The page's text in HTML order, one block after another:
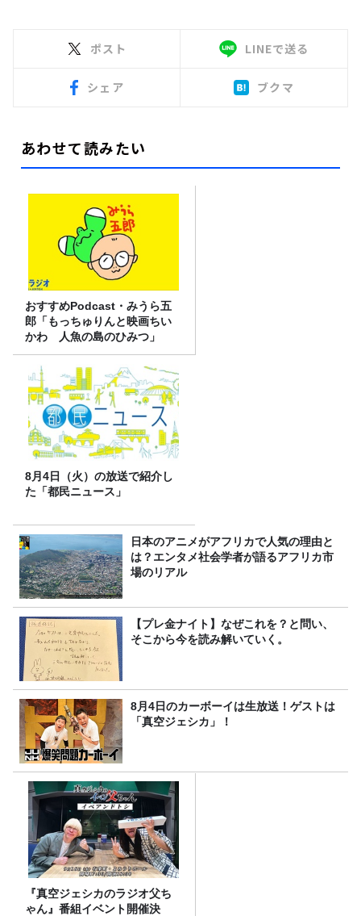
ポスト LINEで送る
シェア ブクマ
あわせて読みたい
おすすめPodcast・みうら五
郎「もっちゅりんと映画ちい
かわ 人魚の島のひみつ」
8月4日（火）の放送で紹介し
た「都民ニュース」
日本のアニメがアフリカで人気の理由と
は？エンタメ社会学者が語るアフリカ市
場のリアル
【プレ金ナイト】なぜこれを？と問い、
そこから今を読み解いていく。
8月4日のカーボーイは生放送！ゲストは
「真空ジェシカ」！
『真空ジェシカのラジオ父ち
ゃん』番組イベント開催決